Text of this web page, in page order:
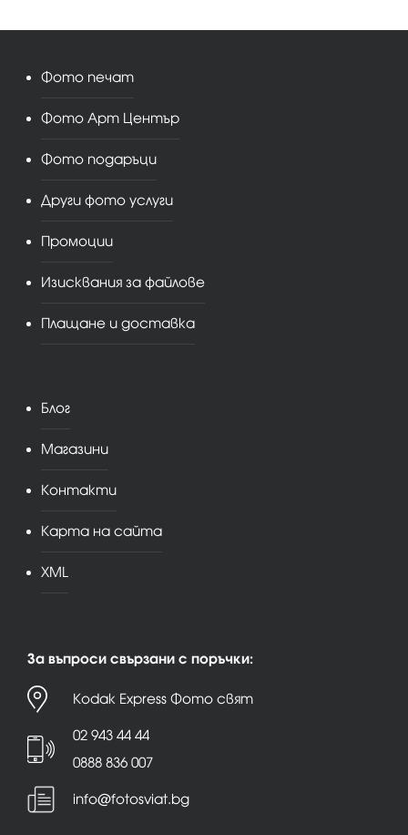
Фото печат
Фото Арт Център
Фото подаръци
Други фото услуги
Промоции
Изисквания за файлове
Плащане и доставка
Блог
Магазини
Контакти
Карта на сайта
XML
За въпроси свързани с поръчки:
Kodak Express Фото свят
02 943 44 44
0888 836 007
info@fotosviat.bg